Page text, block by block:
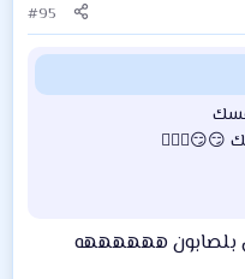
#95
😏😏🏃🏻‍♀️
بلصابون ههههههه